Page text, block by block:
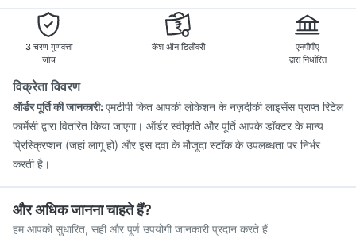
Pneumosil Vaccine
Typbar TCV Injection Gardasil Injection
3 चरण गुणवत्ता
जांच
कॅश ऑन डिलीवरी
एनपीपीए
द्वारा निर्धारित
विक्रेता विवरण
ऑर्डर पूर्ति की जानकारी:एमटीपी कित आपकी लोकेशन के नज़दीकी लाइसेंस प्राप्त रिटेल
फार्मेसी द्वारा वितरित किया जाएगा। ऑर्डर स्वीकृति और पूर्ति आपके डॉक्टर के मान्य
प्रिस्क्रिप्शन (जहां लागू हो) और इस दवा के मौजूदा स्टॉक के उपलब्धता पर निर्भर
करती है।
और अधिक जानना चाहते हैं?
हम आपको सुधारित, सही और पूर्ण उपयोगी जानकारी प्रदान करते हैं